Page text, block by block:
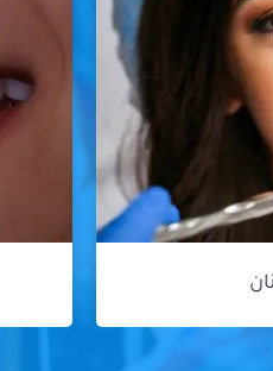
هوليود سمايل